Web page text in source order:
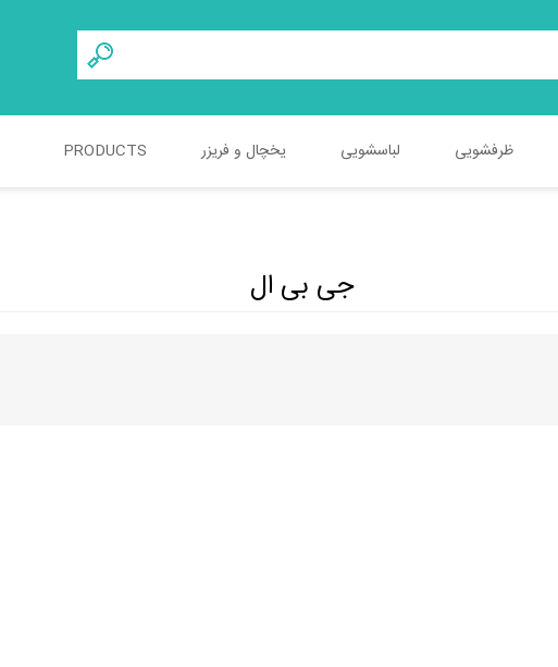
ظرفشویی لباسشویی یخچال و فریزر
جی پلاس
PRODUCTS
جی بی ال